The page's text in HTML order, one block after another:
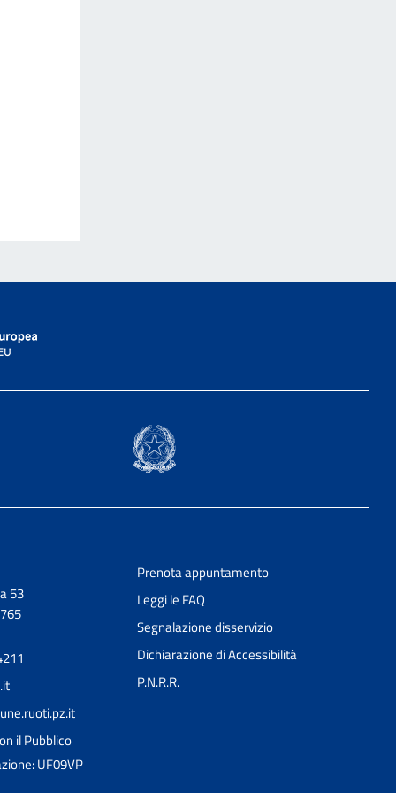
53
il Pubblico
UF09VP
Prenota appuntamento
Leggi le FAQ
Segnalazione disservizio
Dichiarazione di Accessibilità
P.N.R.R.